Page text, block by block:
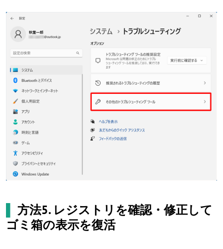
方法5. レジストリを確認・修正して
ゴミ箱の表示を復活